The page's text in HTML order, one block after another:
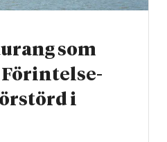
som
Förintelse­
i